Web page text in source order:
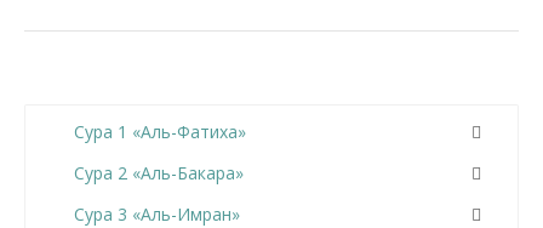
Сура 1 «Аль-Фатиха»
Сура 2 «Аль-Бакара»
Сура 3 «Аль-Имран»